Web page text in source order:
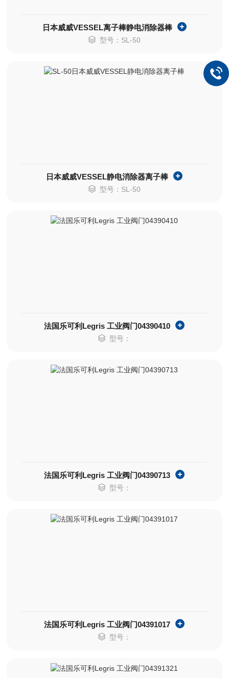
日本威威VESSEL离子棒静电消除器棒
型号：SL-50
日本威威VESSEL静电消除器离子棒
型号：SL-50
法国乐可利Legris 工业阀门04390410
型号：
法国乐可利Legris 工业阀门04390713
型号：
法国乐可利Legris 工业阀门04391017
型号：